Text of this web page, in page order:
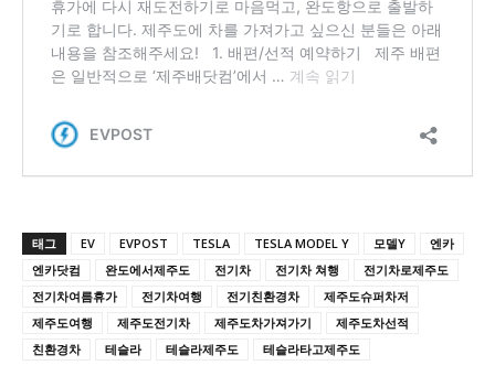
태그 EV EVPOST TESLA TESLA MODEL Y 모델Y
엔카
엔카닷컴
완도에서제주도 전기차 전기차 쳐행
전기차로제주도
전기차여름휴가
전기차여행 전기친환경차
제주도슈퍼차저
제주도여행
제주도전기차 제주도차가져가기
제주도차선적
친환경차
테슬라 테슬라제주도 테슬라타고제주도